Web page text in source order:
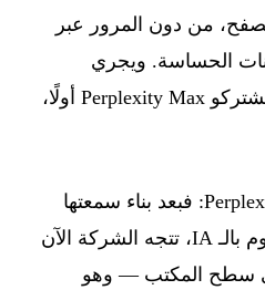
من دون المرور عبر
الحساسة. ويجري
الطرح بشكل تدريجي: مشتركو Perplexity Max أولًا،
يمثل هذا تحولًا لافتًا لـ Perplexity: فبعد بناء سمعتها
على البحث الويب المدعوم بالـ IA، تتجه الشركة الآن
سطح المكتب — وهو